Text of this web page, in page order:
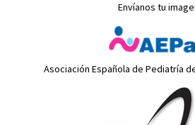
Envíanos tu
Asociación Española de Pediatría